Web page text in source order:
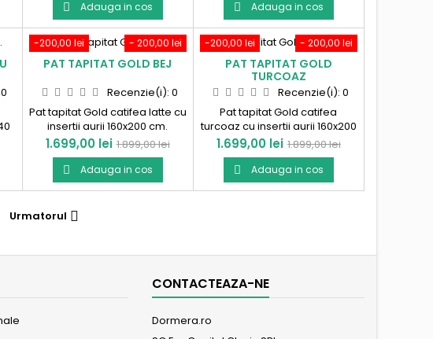
Romania!
 Adauga in cos
Romania!
 Adauga in cos
0
- 200,00 lei
-200,00 lei
PAT TAPITAT GOLD BEJ
Recenzie(i):0
Pat tapitat Gold catifea latte cu
insertii aurii 160x200 cm.
Produs in Romania!
Pret
1.699,00 lei Pret
de
baza
1.899,00 lei
 Adauga in cos
- 200,00 lei
-200,00 lei
PAT TAPITAT GOLD
TURCOAZ
Recenzie(i):0
Pat tapitat Gold catifea
turcoaz cu insertii aurii 160x200
cm . Produs in Romania!
Pret
1.699,00 lei Pret
de
baza
1.899,00 lei
 Adauga in cos
Urmatorul 
CONTACTEAZA-NE
Dormera.ro